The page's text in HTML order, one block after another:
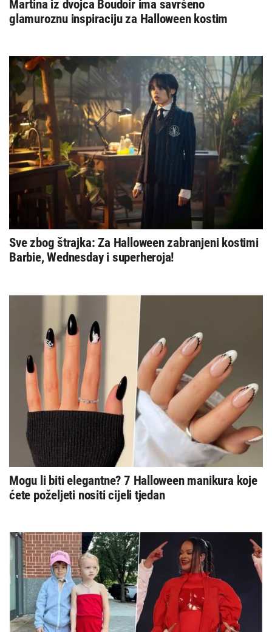
Martina iz dvojca Boudoir ima savršeno
glamuroznu inspiraciju za Halloween kostim
Sve zbog štrajka: Za Halloween zabranjeni kostimi
Barbie, Wednesday i superheroja!
Mogu li biti elegantne? 7 Halloween manikura koje
ćete poželjeti nositi cijeli tjedan